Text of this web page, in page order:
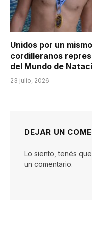
Unidos por un
cordilleranos
del Mundo de
23 julio, 2026
DEJAR UN
Lo siento, tenés
un comentario.